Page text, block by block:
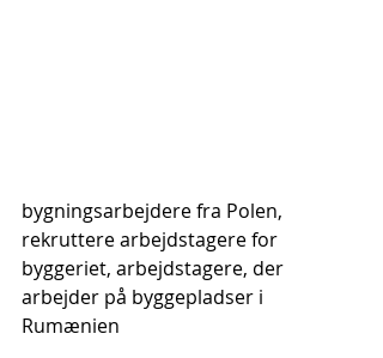
bygningsarbejdere fra Polen,
rekruttere arbejdstagere for
byggeriet, arbejdstagere, der
arbejder på byggepladser i
Rumænien